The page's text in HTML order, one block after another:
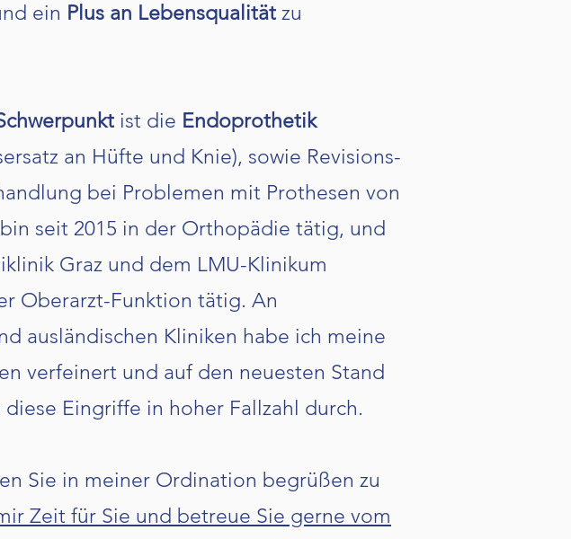
ein Plus an Lebensqualität zu
ist die Endoprothetik
an Hüfte und Knie), sowie Revisions-
bei Problemen mit Prothesen von
seit 2015 in der Orthopädie tätig, und
Graz und dem LMU-Klinikum
Oberarzt-Funktion tätig. An
ausländischen Kliniken habe ich meine
verfeinert und auf den neuesten Stand
Eingriffe in hoher Fallzahl durch.
Sie in meiner Ordination begrüßen zu
Zeit für Sie und betreue Sie gerne vom